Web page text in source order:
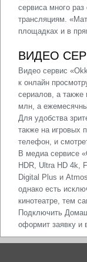
сервиса много
трансляциям.
площадках и в
ВИДЕО
Видео сервис
к онлайн
сериалов, а также
млн, а
Для удобства
также на игровых
телефон, и
В медиа сервисе
HDR, Ultra HD 4k,
Digital Plus и
однако есть
кинотеатре, тем
Подключить
оформит заявку и